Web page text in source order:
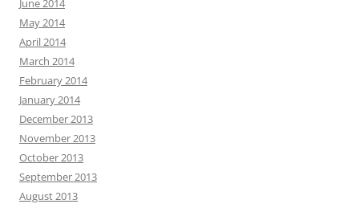
June 2014
May 2014
April 2014
March 2014
February 2014
January 2014
December 2013
November 2013
October 2013
September 2013
August 2013